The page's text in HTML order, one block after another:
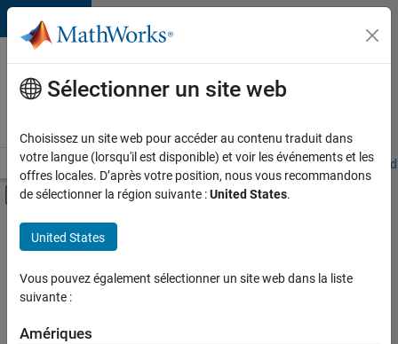
Passer au contenu
Votre
carrière
chez
Accueil Explorer nos opportunités Adresses de nos bureaux
Activer/désactiver l'affichage du menu
Contenu principal
FILTRER PAR
Programme destiné aux nouvelles carrières (EDG)
Infrastructure et architecture
Sélectionner un site web
Choisissez un site web pour accéder au contenu traduit dans
votre langue (lorsqu'il est disponible) et voir les événements et les
offres locales. D’après votre position, nous vous recommandons
de sélectionner la région suivante :United States.
United States
Vous pouvez également sélectionner un site web dans la liste
suivante :
Amériques